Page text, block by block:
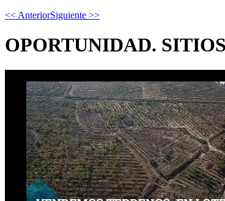
<< AnteriorSiguiente >>
OPORTUNIDAD.